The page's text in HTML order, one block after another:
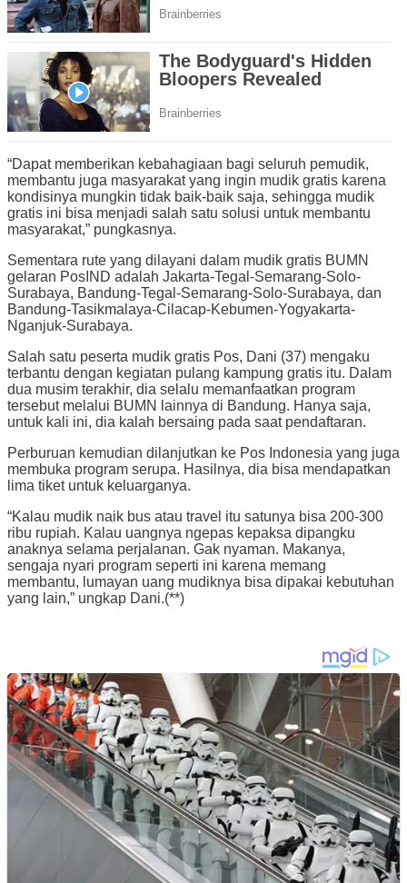
“Dapat memberikan kebahagiaan bagi seluruh pemudik,
membantu juga masyarakat yang ingin mudik gratis karena
kondisinya mungkin tidak baik-baik saja, sehingga mudik
gratis ini bisa menjadi salah satu solusi untuk membantu
masyarakat,” pungkasnya.
Sementara rute yang dilayani dalam mudik gratis BUMN
gelaran PosIND adalah Jakarta-Tegal-Semarang-Solo-
Surabaya, Bandung-Tegal-Semarang-Solo-Surabaya, dan
Bandung-Tasikmalaya-Cilacap-Kebumen-Yogyakarta-
Nganjuk-Surabaya.
Salah satu peserta mudik gratis Pos, Dani (37) mengaku
terbantu dengan kegiatan pulang kampung gratis itu. Dalam
dua musim terakhir, dia selalu memanfaatkan program
tersebut melalui BUMN lainnya di Bandung. Hanya saja,
untuk kali ini, dia kalah bersaing pada saat pendaftaran.
Perburuan kemudian dilanjutkan ke Pos Indonesia yang juga
membuka program serupa. Hasilnya, dia bisa mendapatkan
lima tiket untuk keluarganya.
“Kalau mudik naik bus atau travel itu satunya bisa 200-300
ribu rupiah. Kalau uangnya ngepas kepaksa dipangku
anaknya selama perjalanan. Gak nyaman. Makanya,
sengaja nyari program seperti ini karena memang
membantu, lumayan uang mudiknya bisa dipakai kebutuhan
yang lain,” ungkap Dani.(**)